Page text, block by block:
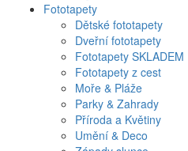
Fototapety
Dětské fototapety
Dveřní fototapety
Fototapety SKLADEM
Fototapety z cest
Moře & Pláže
Parky & Zahrady
Příroda a Květiny
Umění & Deco